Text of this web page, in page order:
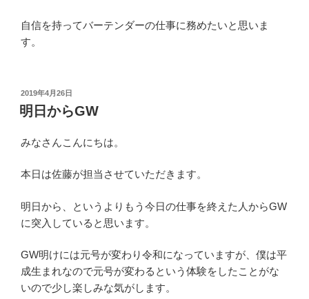
自信を持ってバーテンダーの仕事に務めたいと思いま
す。
投
稿
日:
2019年4月26日
明日からGW
みなさんこんにちは。
本日は佐藤が担当させていただきます。
明日から、というよりもう今日の仕事を終えた人からGW
に突入していると思います。
GW明けには元号が変わり令和になっていますが、僕は平
成生まれなので元号が変わるという体験をしたことがな
いので少し楽しみな気がします。